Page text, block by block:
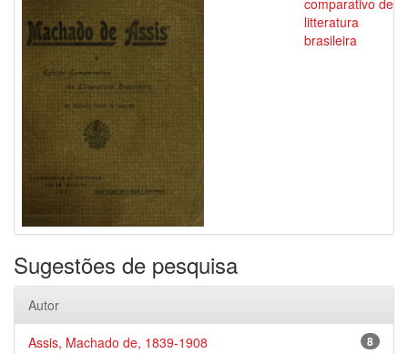
comparativo de
litteratura
brasileira
Sugestões de pesquisa
Autor
8
Assis, Machado de, 1839-1908